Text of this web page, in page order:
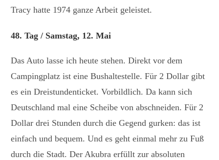
Tracy hatte 1974 ganze Arbeit geleistet.
48. Tag / Samstag, 12. Mai
Das Auto lasse ich heute stehen. Direkt vor dem
Campingplatz ist eine Bushaltestelle. Für 2 Dollar gibt
es ein Dreistundenticket. Vorbildlich. Da kann sich
Deutschland mal eine Scheibe von abschneiden. Für 2
Dollar drei Stunden durch die Gegend gurken: das ist
einfach und bequem. Und es geht einmal mehr zu Fuß
durch die Stadt. Der Akubra erfüllt zur absoluten